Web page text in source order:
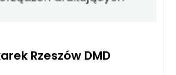
Rzeszów DMD